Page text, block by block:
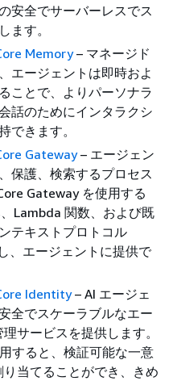
安全でサーバーレスでス
ます。
Memory– マネージド
エージェントは即時およ
ことで、よりパーソナラ
話のためにインタラクシ
できます。
Gateway– エージェン
保護、検索するプロセス
Gateway を使用する
Lambda 関数、および既
テキストプロトコル
、エージェントに提供で
Identity– AI エージェ
全でスケーラブルなエー
サービスを提供します。
すると、検証可能な一意
当てることができ、きめ